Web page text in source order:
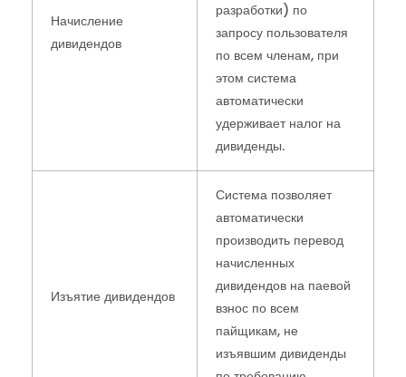
Начисление
дивидендов
разработки) по
запросу пользователя
по всем членам, при
этом система
автоматически
удерживает налог на
дивиденды.
Изъятие дивидендов
Система позволяет
автоматически
производить перевод
начисленных
дивидендов на паевой
взнос по всем
пайщикам, не
изъявшим дивиденды